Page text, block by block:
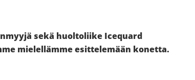
sekä huoltoliike Icequard
mielellämme esittelemään konetta.